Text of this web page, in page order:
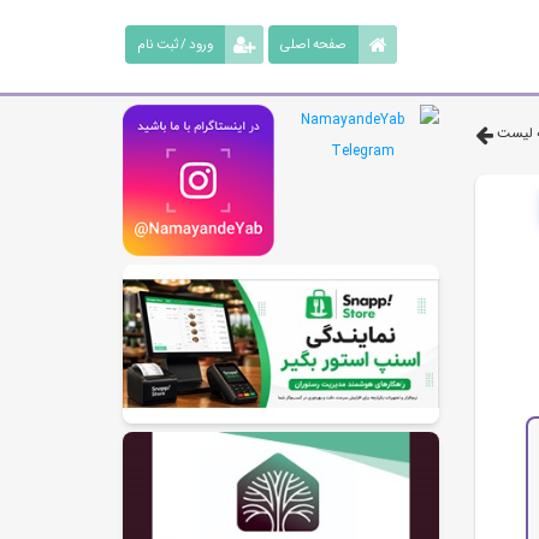
ورود / ثبت نام صفحه اصلی
لیست